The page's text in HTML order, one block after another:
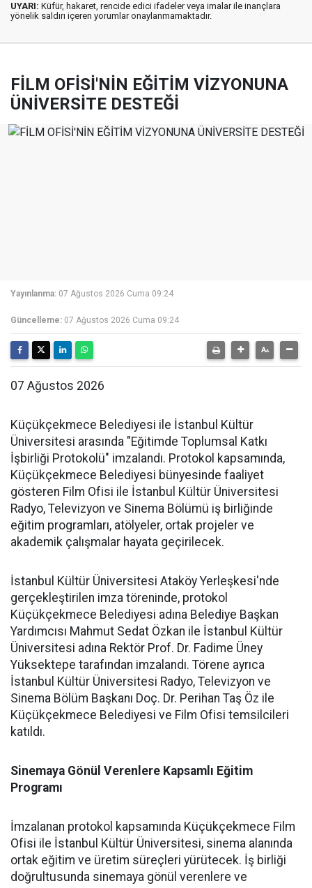
UYARI: Küfür, hakaret, rencide edici ifadeler veya imalar ile inançlara
yönelik saldırı içeren yorumlar onaylanmamaktadır.
FİLM OFİSİ'NİN EĞİTİM VİZYONUNA
ÜNİVERSİTE DESTEĞİ
Yayınlanma: 07 Ağustos 2026 Cuma 09:24
Güncelleme: 07 Ağustos 2026 Cuma 09:24
07 Ağustos 2026
Küçükçekmece Belediyesi ile İstanbul Kültür
Üniversitesi arasında "Eğitimde Toplumsal Katkı
İşbirliği Protokolü" imzalandı. Protokol kapsamında,
Küçükçekmece Belediyesi bünyesinde faaliyet
gösteren Film Ofisi ile İstanbul Kültür Üniversitesi
Radyo, Televizyon ve Sinema Bölümü iş birliğinde
eğitim programları, atölyeler, ortak projeler ve
akademik çalışmalar hayata geçirilecek.
İstanbul Kültür Üniversitesi Ataköy Yerleşkesi'nde
gerçekleştirilen imza töreninde, protokol
Küçükçekmece Belediyesi adına Belediye Başkan
Yardımcısı Mahmut Sedat Özkan ile İstanbul Kültür
Üniversitesi adına Rektör Prof. Dr. Fadime Üney
Yüksektepe tarafından imzalandı. Törene ayrıca
İstanbul Kültür Üniversitesi Radyo, Televizyon ve
Sinema Bölüm Başkanı Doç. Dr. Perihan Taş Öz ile
Küçükçekmece Belediyesi ve Film Ofisi temsilcileri
katıldı.
Sinemaya Gönül Verenlere Kapsamlı Eğitim
Programı
İmzalanan protokol kapsamında Küçükçekmece Film
Ofisi ile İstanbul Kültür Üniversitesi, sinema alanında
ortak eğitim ve üretim süreçleri yürütecek. İş birliği
doğrultusunda sinemaya gönül verenlere ve